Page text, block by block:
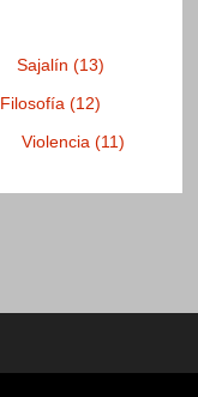
Sajalín (13)
Filosofía(12)
Violencia(11)